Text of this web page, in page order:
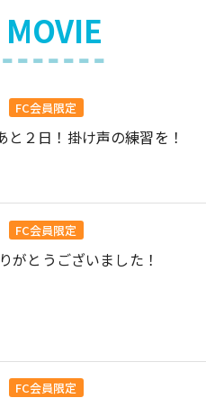
MOVIE
FC会員限定
と２日！掛け声の練習を！
FC会員限定
がとうございました！
FC会員限定